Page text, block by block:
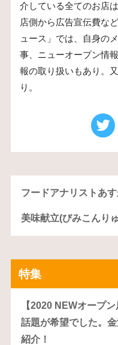
介している全てのお店
店側から広告宣伝費な
ュース」では、自身の
事、ニューオープン情
報の取り扱いもあり。
り。
フードアナリストあ
美味献立(びみこんり
特集
【2020 NEWオープ
話題が希望でした。
紹介！